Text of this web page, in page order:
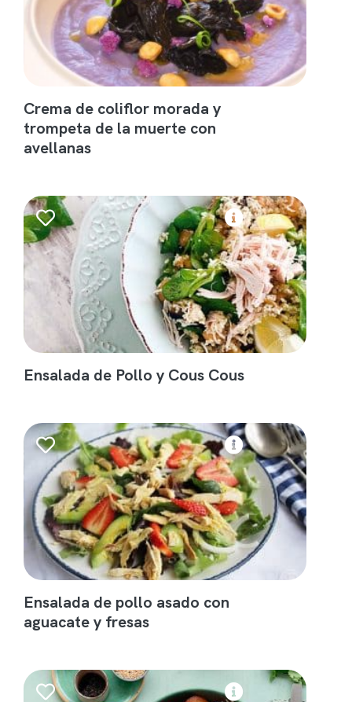
Crema de coliflor morada y
trompeta de la muerte con
avellanas
Ensalada de Pollo y Cous Cous
Ensalada de pollo asado con
aguacate y fresas